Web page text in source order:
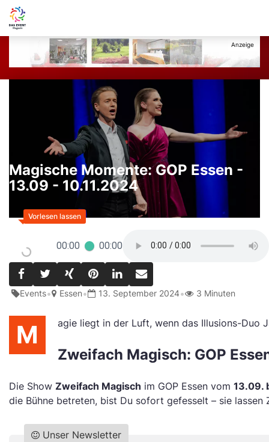
Magische Momente: GOP Essen -
13.09 - 10.11.2024
00:00 00:00
Events• Essen• 13. September 2024• 3 Minuten
M agie liegt in der Luft, wenn das Illusions-Duo
Zweifach Magisch: GOP
Die Show Zweifach Magisch im GOP Essen vom 13.09.
die Bühne betreten, bist Du sofort gefesselt – sie lassen
Unser Newsletter